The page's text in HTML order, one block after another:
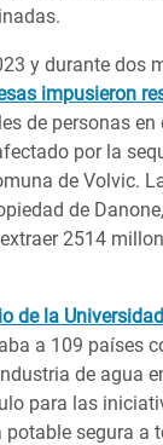
y durante dos
impusieron
de personas
por la
de Volvic.
de
2514
de la
a 109 países
de agua
para las
potable segura a